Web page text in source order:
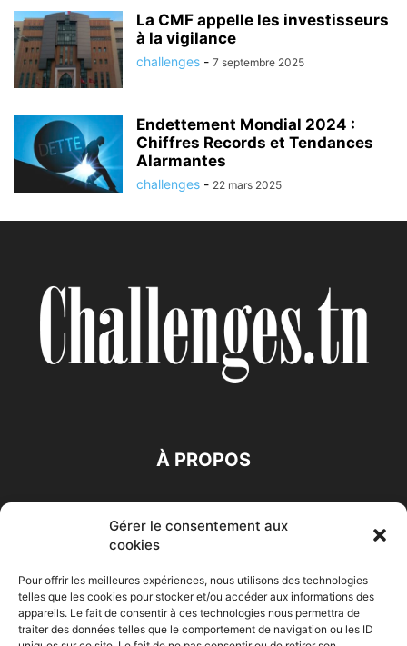
Gérer le consentement aux
cookies
Pour offrir les meilleures expériences, nous utilisons des technologies
telles que les cookies pour stocker et/ou accéder aux informations des
appareils. Le fait de consentir à ces technologies nous permettra de
traiter des données telles que le comportement de navigation ou les ID
La CMF appelle les investisseurs
à la vigilance
challenges - 7 septembre 2025
Endettement Mondial 2024 :
Chiffres Records et Tendances
Alarmantes
challenges - 22 mars 2025
À PROPOS